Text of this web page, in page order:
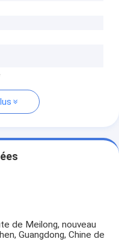
de Meilong, nouveau
Guangdong, Chine de